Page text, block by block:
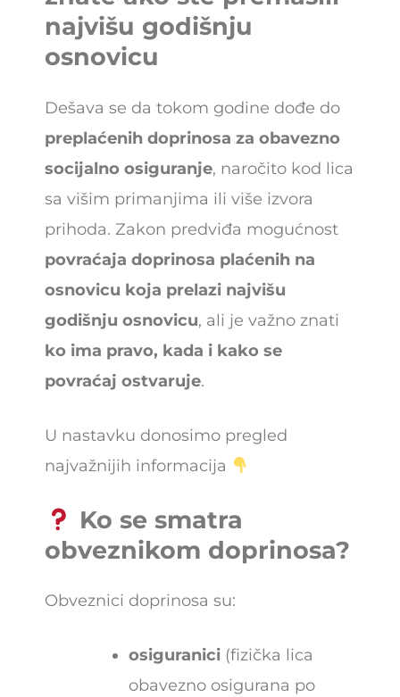
najvišu godišnju
osnovicu
Dešava se da tokom godine dođe do
preplaćenih doprinosa za obavezno
socijalno osiguranje, naročito kod lica
sa višim primanjima ili više izvora
prihoda. Zakon predviđa mogućnost
povraćaja doprinosa plaćenih na
osnovicu koja prelazi najvišu
godišnju osnovicu, ali je važno znati
ko ima pravo, kada i kako se
povraćaj ostvaruje.
U nastavku donosimo pregled
najvažnijih informacija
Ko se smatra
obveznikom doprinosa?
Obveznici doprinosa su:
osiguranici (fizička lica
obavezno osigurana po